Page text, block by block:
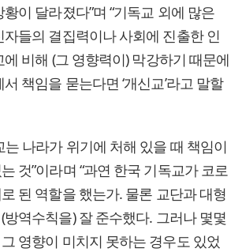
이 달라졌다”며 “기독교 외에 많은
들의 결집력이나 사회에 진출한 인
비해 (그 영향력이) 막강하기 때문에
책임을 묻는다면 ‘개신교’라고 말할
는 나라가 위기에 처해 있을 때 책임이
것”이라며 “과연 한국 기독교가 코로
된 역할을 했는가. 물론 교단과 대형
역수칙을) 잘 준수했다. 그러나 몇몇
영향이 미치지 못하는 경우도 있었